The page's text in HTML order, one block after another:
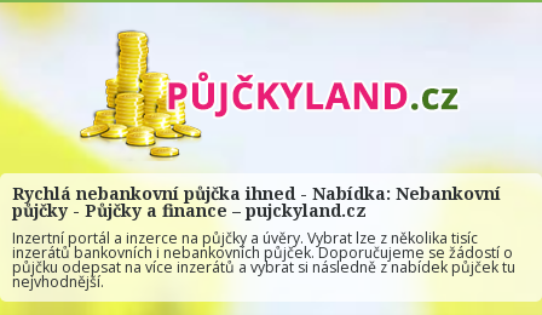
Rychlá nebankovní půjčka ihned - Nabídka: Nebankovní
půjčky - Půjčky a finance – pujckyland.cz
Inzertní portál a inzerce na půjčky a úvěry. Vybrat lze z několika tisíc
inzerátů bankovních i nebankovních půjček. Doporučujeme se žádostí o
půjčku odepsat na více inzerátů a vybrat si následně z nabídek půjček tu
nejvhodnější.